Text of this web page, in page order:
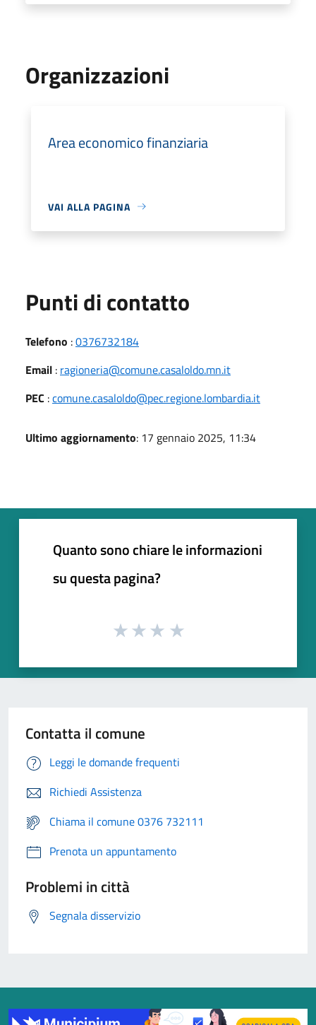
Organizzazioni
Area economico finanziaria
VAI ALLA PAGINA
Punti di contatto
Telefono :0376732184
Email : ragioneria@comune.casaloldo.mn.it
PEC :comune.casaloldo@pec.regione.lombardia.it
Ultimo aggiornamento: 17 gennaio 2025, 11:34
Quanto sono chiare le informazioni
su questa pagina?
Contatta il comune
Leggi le domande frequenti
Richiedi Assistenza
Chiama il comune 0376 732111
Prenota un appuntamento
Problemi in città
Segnala disservizio